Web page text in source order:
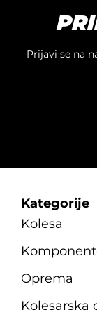
Prijavi se na
Kategorije
Kolesa
Oprema
Kolesarska